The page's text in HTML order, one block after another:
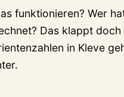
funktionieren? Wer
Das klappt doch
in Kleve